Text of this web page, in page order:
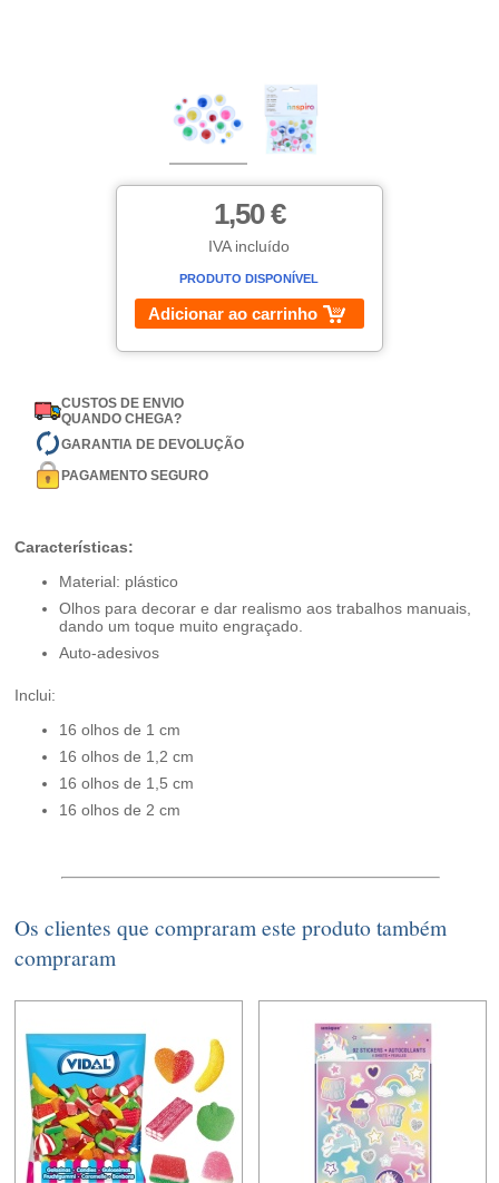
1,50 €
IVA incluído
PRODUTO DISPONÍVEL
Adicionar ao carrinho
CUSTOS DE ENVIO
QUANDO CHEGA?
GARANTIA DE DEVOLUÇÃO
PAGAMENTO SEGURO
Características:
Material: plástico
Olhos para decorar e dar realismo aos trabalhos manuais,
dando um toque muito engraçado.
Auto-adesivos
Inclui:
16 olhos de 1 cm
16 olhos de 1,2 cm
16 olhos de 1,5 cm
16 olhos de 2 cm
Os clientes que compraram este produto também
compraram